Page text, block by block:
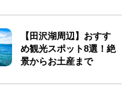
【田沢湖周辺】おすす
め観光スポット8選！絶
景からお土産まで